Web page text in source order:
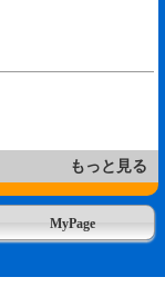
もっと見る
MyPage